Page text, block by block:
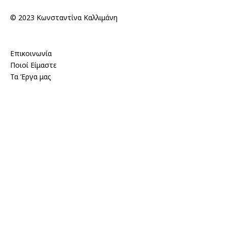
© 2023 Κωνσταντίνα Καλλιμάνη
Επικοινωνία
Ποιοί Είμαστε
Τα Έργα μας